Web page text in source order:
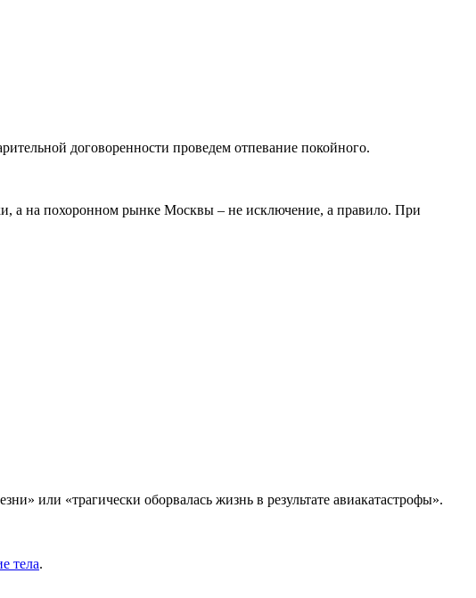
договоренности проведем отпевание покойного.
а на похоронном рынке Москвы – не исключение, а правило. При
или «трагически оборвалась жизнь в результате авиакатастрофы».
тела.